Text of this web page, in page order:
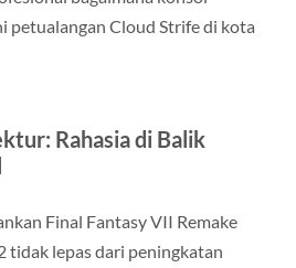
petualangan Cloud Strife di kota
Rahasia di Balik
Final Fantasy VII Remake
tidak lepas dari peningkatan